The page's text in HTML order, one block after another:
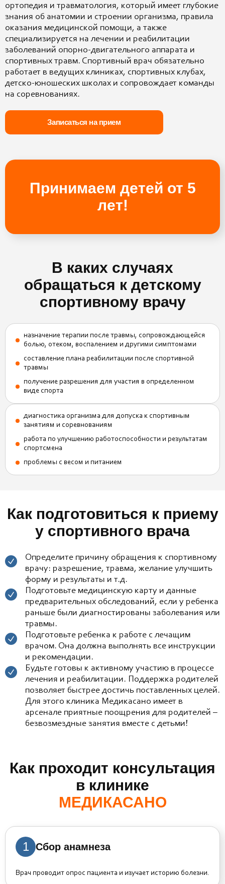
ортопедия и травматология, который имеет глубокие
знания об анатомии и строении организма, правила
оказания медицинской помощи, а также
специализируется на лечении и реабилитации
заболеваний опорно-двигательного аппарата и
спортивных травм. Спортивный врач обязательно
работает в ведущих клиниках, спортивных клубах,
детско-юношеских школах и сопровождает команды
на соревнованиях.
Записаться на прием
Принимаем детей от 5
лет!
В каких случаях
обращаться к детскому
спортивному врачу
назначение терапии после травмы, сопровождающейся
болью, отеком, воспалением и другими симптомами
составление плана реабилитации после спортивной
травмы
получение разрешения для участия в определенном
виде спорта
диагностика организма для допуска к спортивным
занятиям и соревнованиям
работа по улучшению работоспособности и результатам
спортсмена
проблемы с весом и питанием
Как подготовиться к приему
у спортивного врача
Определите причину обращения к спортивному
врачу: разрешение, травма, желание улучшить
форму и результаты и т.д.
Подготовьте медицинскую карту и данные
предварительных обследований, если у ребенка
раньше были диагностированы заболевания или
травмы.
Подготовьте ребенка к работе с лечащим
врачом. Она должна выполнять все инструкции
и рекомендации.
Будьте готовы к активному участию в процессе
лечения и реабилитации. Поддержка родителей
позволяет быстрее достичь поставленных целей.
Для этого клиника Медикасано имеет в
арсенале приятные поощрения для родителей –
безвозмездные занятия вместе с детьми!
Как проходит консультация
в клинике
МЕДИКАСАНО
1 Сбор анамнеза
Врач проводит опрос пациента и изучает историю болезни.